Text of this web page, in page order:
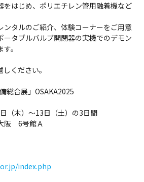
をはじめ、ポリエチレン管用融着機など
ンタルのご紹介、体験コーナーをご用意
ータブルバルブ開閉器の実機でのデモン
。
ください。
総合展」OSAKA2025
（木）～13日（土）の3日間
阪 6号館Ａ
index.php